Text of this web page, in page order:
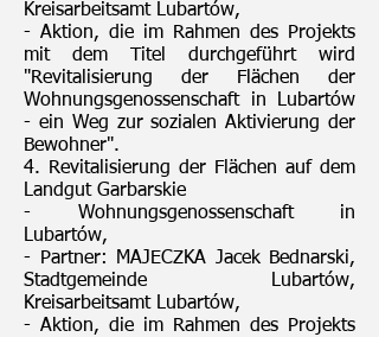
Kreisarbeitsamt Lubartów,
- Aktion, die im Rahmen des Projekts
mit dem Titel durchgeführt wird
"Revitalisierung der Flächen der
Wohnungsgenossenschaft in Lubartów
- ein Weg zur sozialen Aktivierung der
Bewohner".
4. Revitalisierung der Flächen auf dem
Landgut Garbarskie
- Wohnungsgenossenschaft in
Lubartów,
- Partner: MAJECZKA Jacek Bednarski,
Stadtgemeinde Lubartów,
Kreisarbeitsamt Lubartów,
- Aktion, die im Rahmen des Projekts